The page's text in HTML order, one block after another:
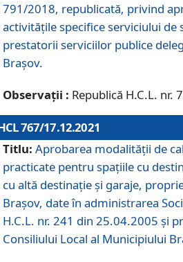
791/2018, republicată, privind
activităţile specifice serviciului de
prestatorii serviciilor publice
Braşov.
Observații : Republică H.C.L. nr.
767/17.12.2021
Titlu: Aprobarea modalității de
practicate pentru spaţiile cu
cu altă destinaţie şi garaje,
Braşov, date în administrarea
H.C.L. nr. 241 din 25.04.2005 și
Consiliului Local al Municipiului